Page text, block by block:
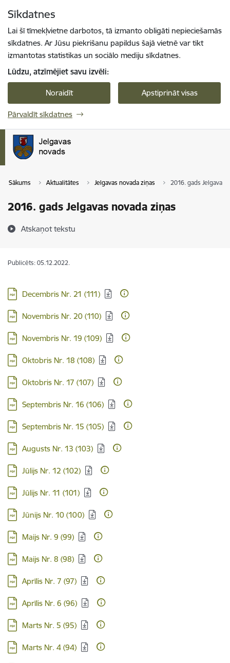
Sīkdatnes
Lai šī tīmekļvietne darbotos, tā izmanto obligāti nepieciešamās
sīkdatnes. Ar Jūsu piekrišanu papildus šajā vietnē var tikt
izmantotas statistikas un sociālo mediju sīkdatnes.
Lūdzu, atzīmējiet savu izvēli:
Noraidīt Apstiprināt visas
Pārvaldīt sīkdatnes
Sākums Aktualitātes Jelgavas novada ziņas 2016. gads Jelgavas
2016. gads Jelgavas novada ziņas
Atskaņot tekstu
Publicēts: 05.12.2022.
Lejupielādēt:
Decembris Nr. 21 (111)
Lejupielādēt:
Novembris Nr. 20 (110)
Lejupielādēt:
Novembris Nr. 19 (109)
Lejupielādēt:
Oktobris Nr. 18 (108)
Lejupielādēt:
Oktobris Nr. 17 (107)
Lejupielādēt:
Septembris Nr. 16 (106)
Lejupielādēt:
Septembris Nr. 15 (105)
Lejupielādēt:
Augusts Nr. 13 (103)
Lejupielādēt:
Jūlijs Nr. 12 (102)
Lejupielādēt:
Jūlijs Nr. 11 (101)
Lejupielādēt:
Jūnijs Nr. 10 (100)
Lejupielādēt:
Maijs Nr. 9 (99)
Lejupielādēt:
Maijs Nr. 8 (98)
Lejupielādēt:
Aprīlis Nr. 7 (97)
Lejupielādēt:
Aprīlis Nr. 6 (96)
Lejupielādēt:
Marts Nr. 5 (95)
Lejupielādēt:
Marts Nr. 4 (94)